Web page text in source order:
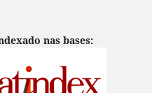
nas bases: